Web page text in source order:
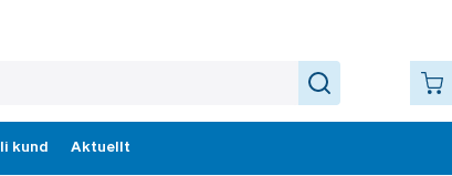
kund Aktuellt